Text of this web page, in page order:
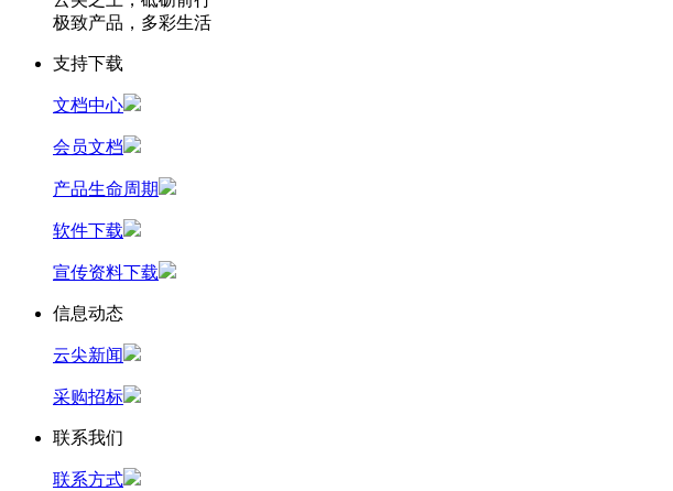
极致产品，多彩生活
支持下载
文档中心
会员文档
产品生命周期
软件下载
宣传资料下载
信息动态
云尖新闻
采购招标
联系我们
联系方式